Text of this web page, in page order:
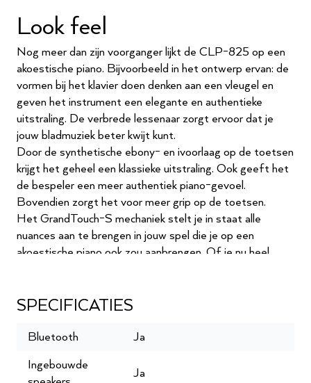
Look feel
Nog meer dan zijn voorganger lijkt de CLP-825 op een
akoestische piano. Bijvoorbeeld in het ontwerp ervan: de
vormen bij het klavier doen denken aan een vleugel en
geven het instrument een elegante en authentieke
uitstraling. De verbrede lessenaar zorgt ervoor dat je
jouw bladmuziek beter kwijt kunt.
Door de synthetische ebony- en ivoorlaag op de toetsen
krijgt het geheel een klassieke uitstraling. Ook geeft het
de bespeler een meer authentiek piano-gevoel.
Bovendien zorgt het voor meer grip op de toetsen.
Het GrandTouch-S mechaniek stelt je in staat alle
nuances aan te brengen in jouw spel die je op een
akoestische piano ook zou aanbrengen. Of je nu heel
In de nieuwe CLP-lijn introduceert GrandTouch pedalen.
bewegingen en benaderen daarmee nog sterker het
Sound
SPECIFICATIES
Bluetooth
Ja
Ingebouwde
Ja